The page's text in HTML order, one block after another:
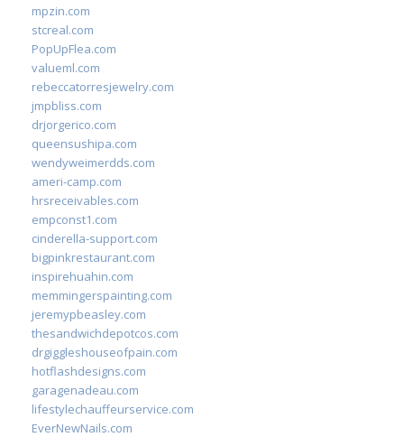
mpzin.com
stcreal.com
PopUpFlea.com
valueml.com
rebeccatorresjewelry.com
jmpbliss.com
drjorgerico.com
queensushipa.com
wendyweimerdds.com
ameri-camp.com
hrsreceivables.com
empconst1.com
cinderella-support.com
bigpinkrestaurant.com
inspirehuahin.com
memmingerspainting.com
jeremypbeasley.com
thesandwichdepotcos.com
drgiggleshouseofpain.com
hotflashdesigns.com
garagenadeau.com
lifestylechauffeurservice.com
EverNewNails.com